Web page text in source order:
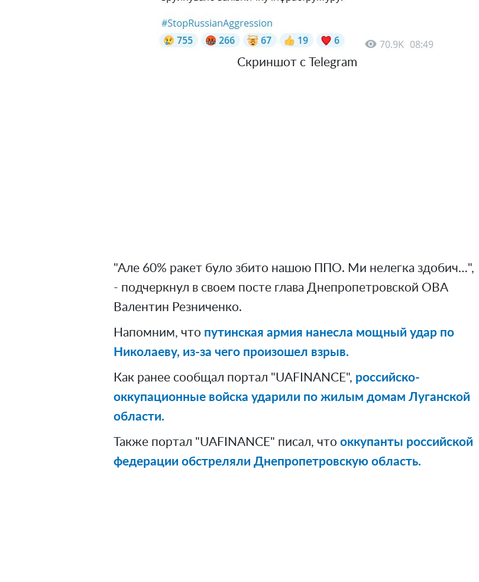
Скриншот с Telegram
"Але 60% ракет було збито нашою ППО. Ми нелегка здобич…",
- подчеркнул в своем посте глава Днепропетровской ОВА
Валентин Резниченко.
Напомним, что путинская армия нанесла мощный удар по
Николаеву, из-за чего произошел взрыв.
Как ранее сообщал портал "UAFINANCE", российско-
оккупационные войска ударили по жилым домам Луганской
области.
Также портал "UAFINANCE" писал, что оккупанты российской
федерации обстреляли Днепропетровскую область.